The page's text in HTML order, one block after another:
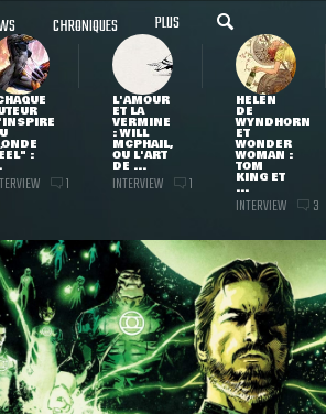
CHRONIQUES PLUS
:
1
L'AMOUR
ET LA
VERMINE
: WILL
MCPHAIL,
OU L'ART
DE ...
INTERVIEW 1
HELEN
DE
WYNDHORN
ET
WONDER
WOMAN :
TOM
KING ET
...
INTERVIEW 3